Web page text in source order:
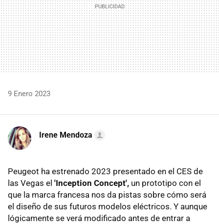
9 Enero 2023
Irene Mendoza
Peugeot ha estrenado 2023 presentado en el CES de
las Vegas el 'Inception Concept', un prototipo con el
que la marca francesa nos da pistas sobre cómo será
el diseño de sus futuros modelos eléctricos. Y aunque
lógicamente se verá modificado antes de entrar a